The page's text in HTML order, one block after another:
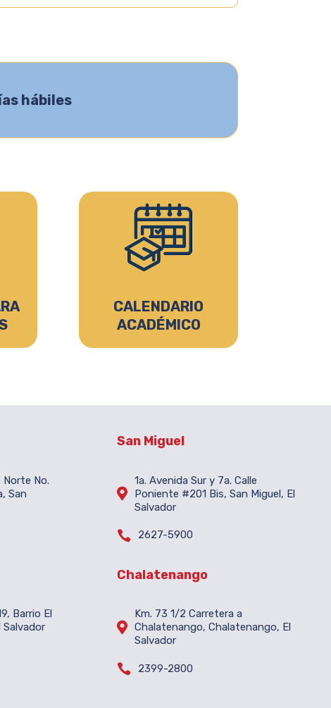
hábiles
CALENDARIO
ACADÉMICO
Norte No.
San
Barrio El
San Miguel

1a. Avenida Sur y 7a. Calle
Poniente #201 Bis, San Miguel, El
Salvador
 2627-5900
Chalatenango

Km. 73 1/2 Carretera a
Chalatenango, Chalatenango, El
Salvador
 2399-2800